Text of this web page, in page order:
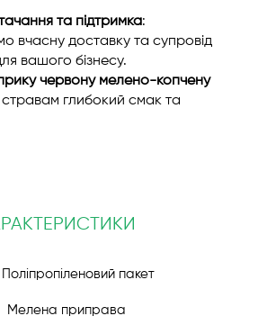
та підтримка:
вчасну доставку та супровід
вашого бізнесу.
червону мелено-копчену
глибокий смак та
Поліпропіленовий пакет
Мелена приправа